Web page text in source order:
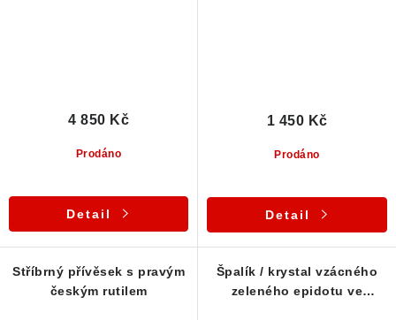
Prodáno
4 850 Kč
Detail
Prodáno
1 450 Kč
Detail
Stříbrný přívěsek s pravým
českým rutilem
Špalík / krystal vzácného
zeleného epidotu ve